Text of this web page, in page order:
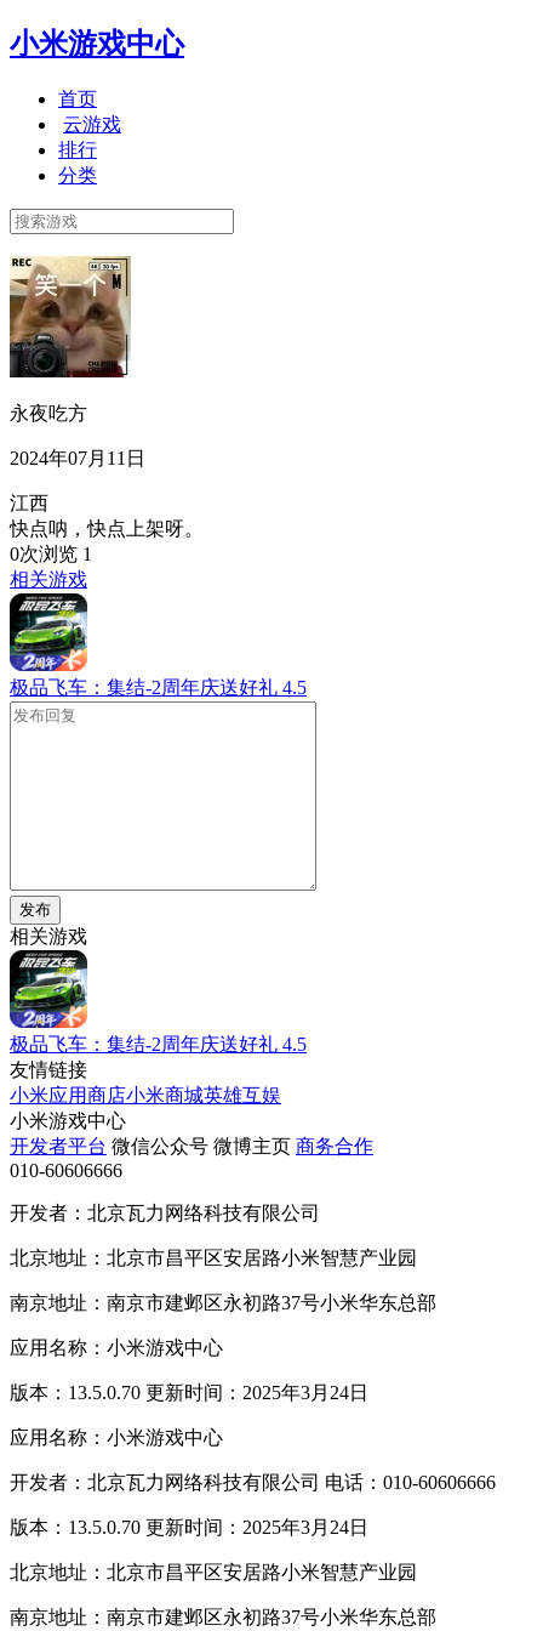
小米游戏中心
首页
云游戏
排行
分类
永夜吃方
2024年07月11日
江西
快点呐，快点上架呀。
0次浏览 1
相关游戏
极品飞车：集结-2周年庆送好礼 4.5
发布
相关游戏
极品飞车：集结-2周年庆送好礼 4.5
友情链接
小米应用商店小米商城英雄互娱
小米游戏中心
开发者平台 微信公众号 微博主页 商务合作
010-60606666
开发者：北京瓦力网络科技有限公司
北京地址：北京市昌平区安居路小米智慧产业园
南京地址：南京市建邺区永初路37号小米华东总部
应用名称：小米游戏中心
版本：13.5.0.70 更新时间：2025年3月24日
应用名称：小米游戏中心
开发者：北京瓦力网络科技有限公司 电话：010-60606666
版本：13.5.0.70 更新时间：2025年3月24日
北京地址：北京市昌平区安居路小米智慧产业园
南京地址：南京市建邺区永初路37号小米华东总部